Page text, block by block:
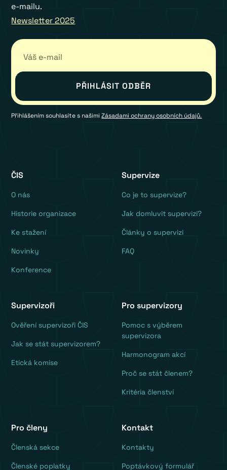
e-mailu.
Newsletter 2025
Přihlášením souhlasíte s našimiZásadami ochrany osobních údajů.
ČIS
O nás
Historie organizace
Ke stažení
Novinky
Konference
Supervize
Co je to supervize?
Jak domluvit supervizi?
Články o supervizi
FAQ
Supervizoři
Ověření supervizoři ČIS
Jak se stát supervizorem?
Etická komise
Pro supervizory
Pomoc s výběrem
supervizora
Harmonogram akcí
Proč se stát členem?
Kritéria členství
Pro členy
‍Členská sekce
Členské poplatky
Kontakt
Kontakty
Poptávkový formulář